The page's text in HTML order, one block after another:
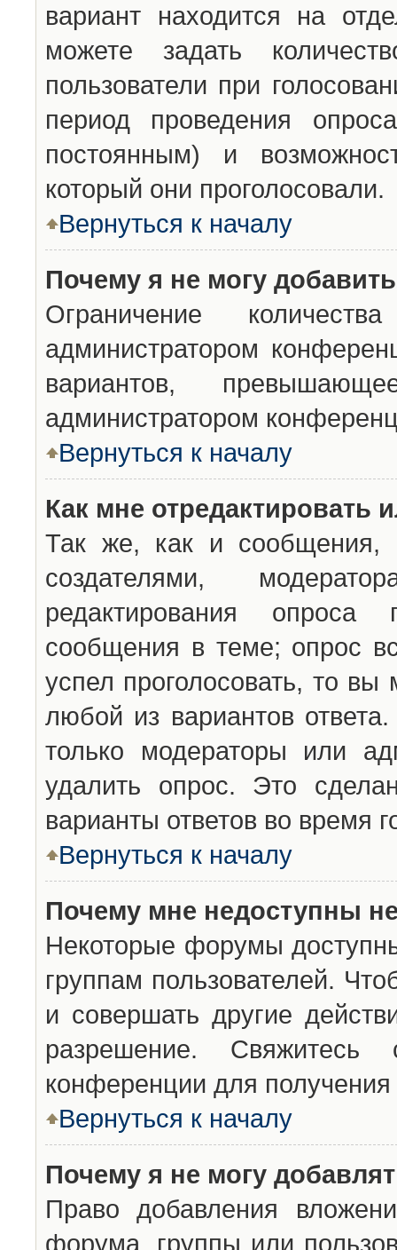
вариант находится на
можете задать
пользователи при
период проведения
постоянным) и
который они проголосовали.
Вернуться к началу
Почему я не могу
Ограничение
администратором
вариантов,
администратором
Вернуться к началу
Как мне отредактировать
Так же, как и сообщения,
создателями,
редактирования опроса
сообщения в теме; опрос
успел проголосовать, то вы
любой из вариантов
только модераторы или
удалить опрос. Это
варианты ответов во время
Вернуться к началу
Почему мне недоступны
Некоторые форумы
группам пользователей.
и совершать другие
разрешение. Свяжитесь
конференции для получения
Вернуться к началу
Почему я не могу
Право добавления
форума, группы или